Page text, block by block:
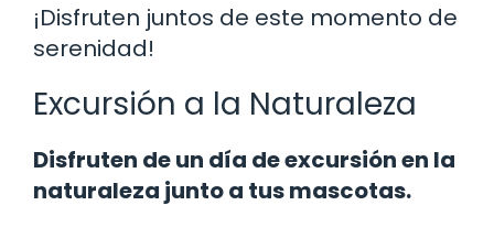
¡Disfruten juntos de este momento de
serenidad!
Excursión a la Naturaleza
Disfruten de un día de excursión en la
naturaleza junto a tus mascotas.